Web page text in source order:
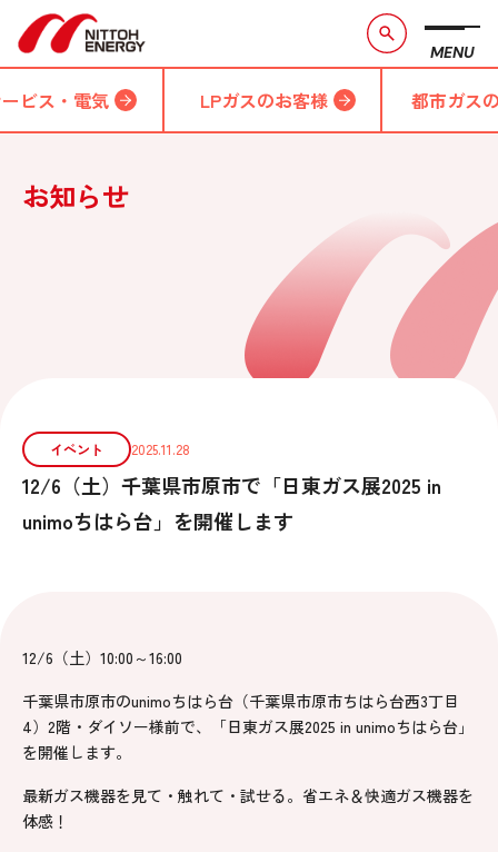
MENU
ビス・電気 LPガスのお客様 都市ガス
お知らせ
イベント 2025.11.28
12/6（土）千葉県市原市で「日東ガス展2025 in
unimoちはら台」を開催します
12/6（土）10:00～16:00
千葉県市原市のunimoちはら台（千葉県市原市ちはら台西3丁目
4）2階・ダイソー様前で、「日東ガス展2025 in unimoちはら台」
を開催します。
最新ガス機器を見て・触れて・試せる。省エネ＆快適ガス機器を
体感！